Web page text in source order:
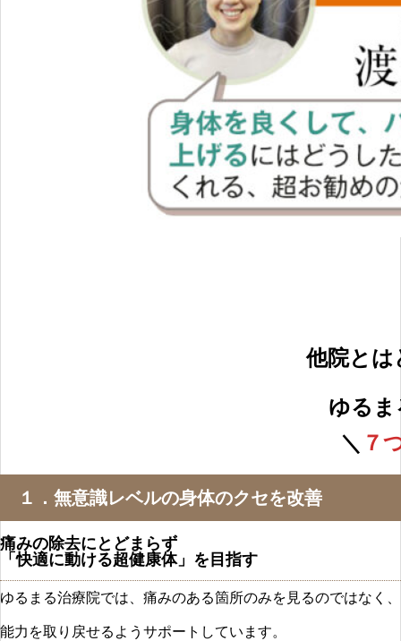
他院とは
ゆるま
＼ ７
１．無意識レベルの身体のクセを改善
痛みの除去にとどまらず
「快適に動ける超健康体」を目指す
ゆるまる治療院では、痛みのある箇所のみを見るのではなく
能力を取り戻せるようサポートしています。